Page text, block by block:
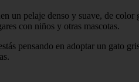
un pelaje denso y suave, de
con niños y otras mascotas.
pensando en adoptar un gato